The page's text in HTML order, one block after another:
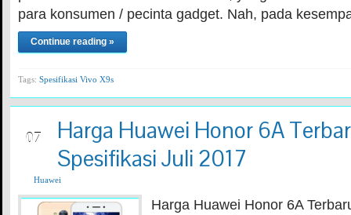
para konsumen / pecinta gadget. Nah, pada
Continue reading »
Tags: Spesifikasi Vivo X9s
07
Harga Huawei Honor 6A
Spesifikasi Juli 2017
Huawei
Harga Huawei Honor 6A